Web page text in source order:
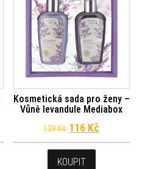
byla: 199 Kč.
cena je: 179 Kč.
Kosmetická sada pro ženy –
Vůně levandule Mediabox
129Kč Původní cena
116 Kč
KOUPIT